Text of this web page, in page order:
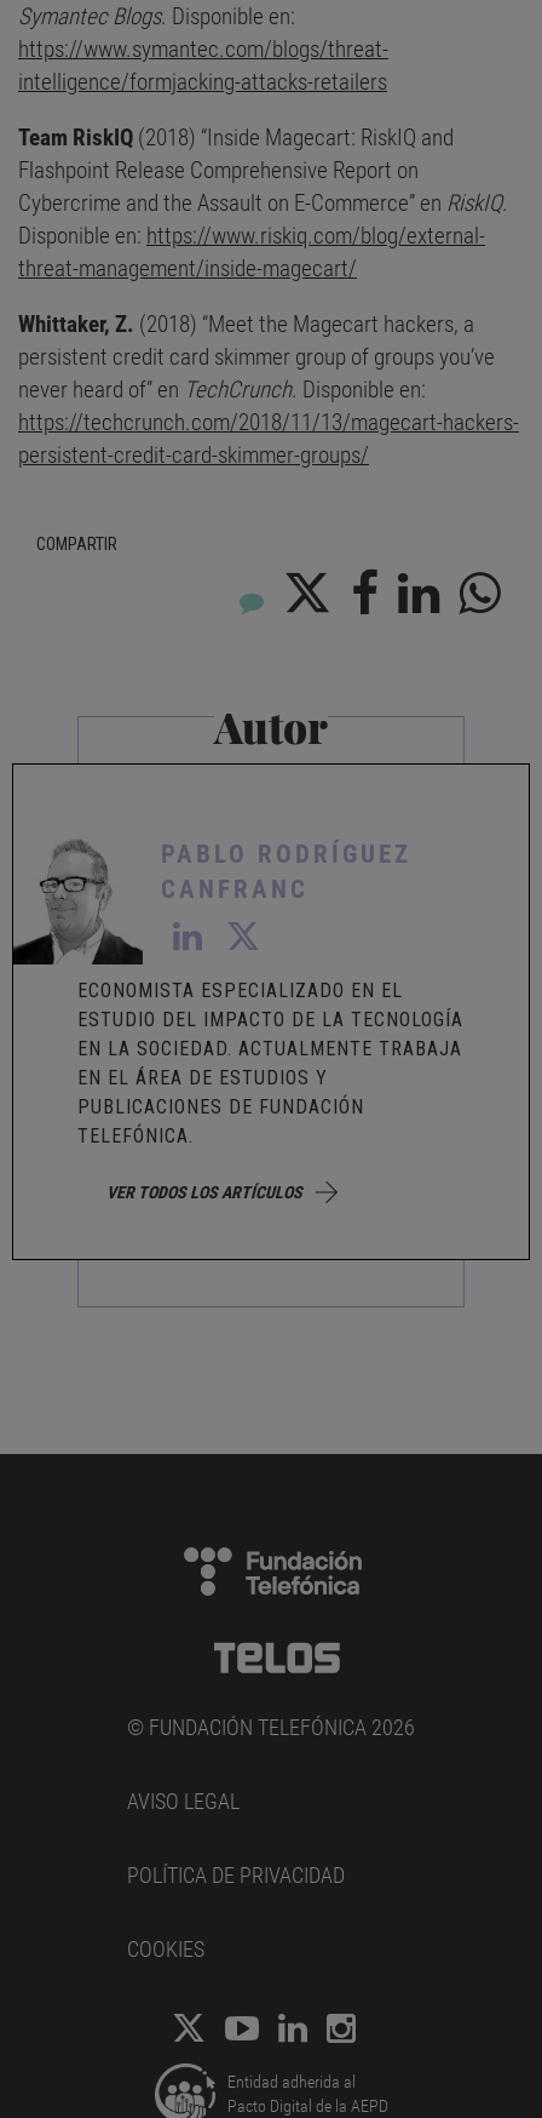
Symantec Blogs. Disponible en:
https://www.symantec.com/blogs/threat-
intelligence/formjacking-attacks-retailers
Team RiskIQ (2018) “Inside Magecart: RiskIQ and
Flashpoint Release Comprehensive Report on
Cybercrime and the Assault on E-Commerce” en RiskIQ.
Disponible en: https://www.riskiq.com/blog/external-
threat-management/inside-magecart/
Whittaker, Z. (2018) “Meet the Magecart hackers, a
persistent credit card skimmer group of groups you’ve
never heard of” en TechCrunch. Disponible en:
https://techcrunch.com/2018/11/13/magecart-hackers-
persistent-credit-card-skimmer-groups/
COMPARTIR
Autor
PABLO RODRÍGUEZ
CANFRANC
ECONOMISTA ESPECIALIZADO EN EL
ESTUDIO DEL IMPACTO DE LA TECNOLOGÍA
EN LA SOCIEDAD. ACTUALMENTE TRABAJA
EN EL ÁREA DE ESTUDIOS Y
PUBLICACIONES DE FUNDACIÓN
TELEFÓNICA.
VER TODOS LOS ARTÍCULOS
© FUNDACIÓN TELEFÓNICA 2026
AVISO LEGAL
POLÍTICA DE PRIVACIDAD
COOKIES
Entidad adherida al
Pacto Digital de la AEPD